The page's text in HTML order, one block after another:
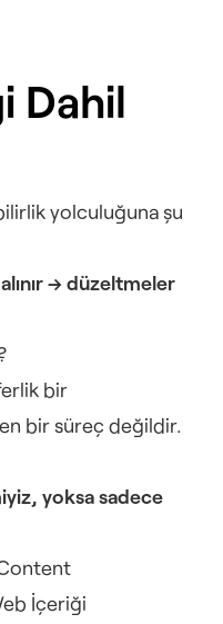
Dahil
yolculuğuna şu
→ düzeltmeler
bir
bir süreç değildir.
yoksa sadece
İçeriği